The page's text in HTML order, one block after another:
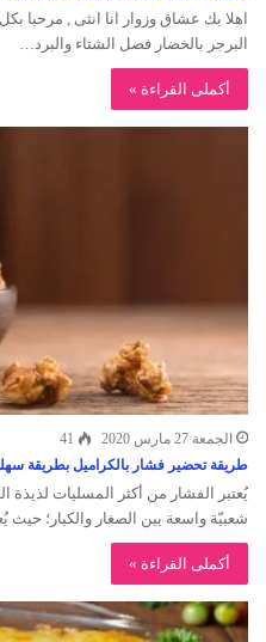
اهلا بك عشاق وزوار انا انثى , مرحبا
البرجر بالخضار فصل الشتاء والبرد…
أكملى القراءة »
الجمعة 27 مارس 2020
41
طريقة تحضير فشار بالكراميل بطريقة
يُعتبر الفشار من أكثر المسليات لذيذة
شعبيّة واسعة بين الصغار والكبار؛ حيث
أكملى القراءة »